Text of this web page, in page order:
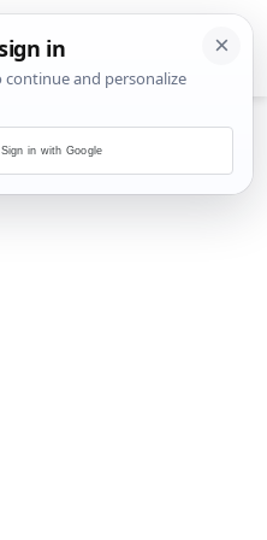
Sign in with Google